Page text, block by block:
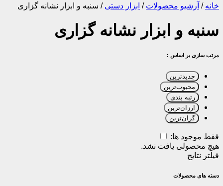
خانه / آرشیو محصولات / ابزار دستی / سنبه و ابزار نشانه گزاری
سنبه و ابزار نشانه گزاری
مرتب سازی بر اساس :
جدیدترین
محبوب‌ترین
رتبه بندی
ارزان‌ترین
گران‌ترین
فقط موجود ها:
هیچ محصولی یافت نشد.
فیلتر نتایج
دسته های محصولات